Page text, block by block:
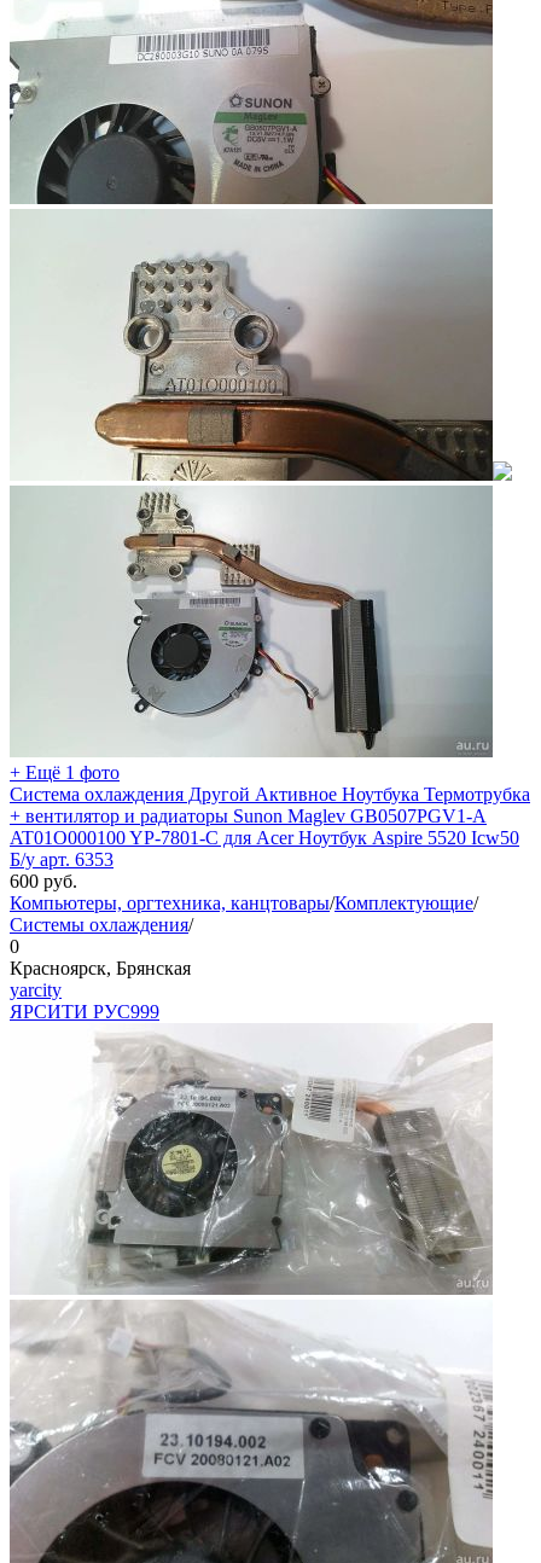
+ Ещё 1 фото
Система охлаждения Другой Активное Ноутбука Термотрубка
+ вентилятор и радиаторы Sunon Maglev GB0507PGV1-A
AT01O000100 YP-7801-C для Acer Ноутбук Aspire 5520 Icw50
Б/у арт. 6353
600 руб.
Компьютеры, оргтехника, канцтовары/Комплектующие/
Системы охлаждения/
0
Красноярск, Брянская
yarcity
ЯРСИТИ РУС999